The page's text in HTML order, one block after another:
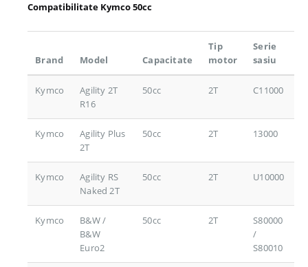
Compatibilitate Kymco 50cc
Brand Model Capacitate
Tip
motor
Serie
sasiu
Kymco
Agility 2T
R16
50cc 2T C11000
Kymco
Agility Plus
2T
50cc 2T 13000
Kymco
Agility RS
Naked 2T
50cc 2T U10000
Kymco
B&W /
B&W
Euro2
50cc 2T
S80000
/
S80010